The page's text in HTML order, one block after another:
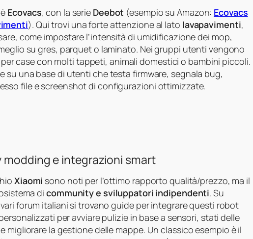
Ecovacs, con la serie Deebot (esempio su Amazon: Ecovacs
). Qui trovi una forte attenzione al lato lavapavimenti,
come impostare l’intensità di umidificazione dei mop,
su gres, parquet o laminato. Nei gruppi utenti vengono
case con molti tappeti, animali domestici o bambini piccoli.
su una base di utenti che testa firmware, segnala bug,
file e screenshot di configurazioni ottimizzate.
modding e integrazioni smart
Xiaomi sono noti per l’ottimo rapporto qualità/prezzo, ma il
di community e sviluppatori indipendenti. Su
forum italiani si trovano guide per integrare questi robot
per avviare pulizie in base a sensori, stati delle
migliorare la gestione delle mappe. Un classico esempio è il